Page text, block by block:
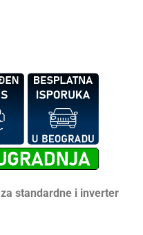
za standardne i inverter